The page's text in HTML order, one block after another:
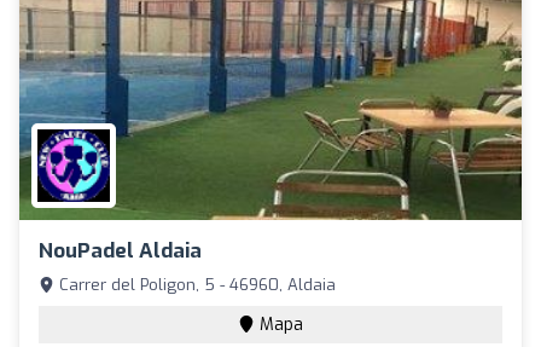
NouPadel Aldaia
Carrer del Poligon, 5 - 46960, Aldaia
Mapa